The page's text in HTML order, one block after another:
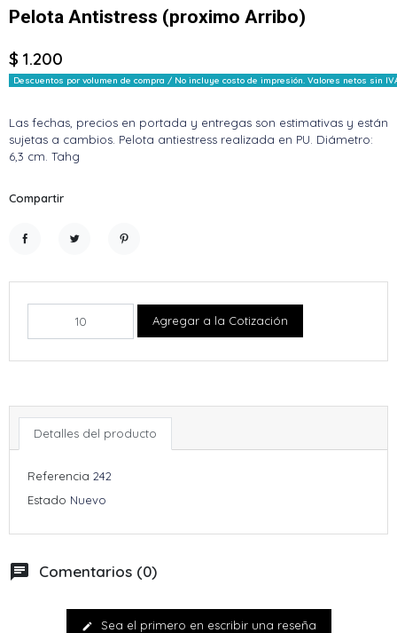
Pelota Antistress (proximo Arribo)
$ 1.200
Descuentos por volumen de compra / No incluye costo de impresión. Valores netos sin
Las fechas, precios en portada y entregas son estimativas y están
sujetas a cambios. Pelota antiestress realizada en PU. Diámetro:
6,3 cm. Tahg
Compartir
Agregar a la Cotización
Detalles del producto
Referencia 242
Estado Nuevo
chat Comentarios (0)
edit Sea el primero en escribir una reseña